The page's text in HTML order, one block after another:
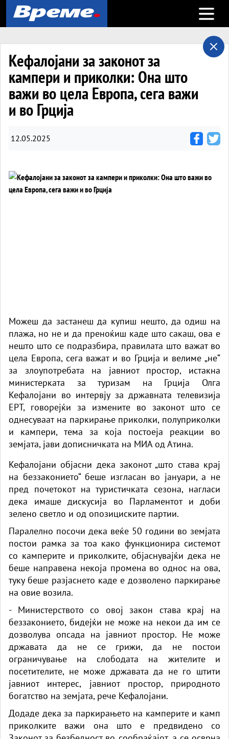
Open
Кефалојани за законот за
кампери и приколки: Она што
важи во цела Европа, сега важи
и во Грција
12.05.2025
Можеш да застанеш да купиш нешто, да одиш на
плажа, но не и да преноќиш каде што сакаш, ова е
нешто што се подразбира, правилата што важат во
цела Европа, сега важат и во Грција и велиме „не“
за злоупотребата на јавниот простор, истакна
министерката за туризам на Грција Олга
Кефалојани во интервју за државната телевизија
ЕРТ, говорејќи за измените во законот што се
однесуваат на паркирање приколки, полуприколки
и кампери, тема за која постоеја реакции во
земјата, јави дописничката на МИА од Атина.
Кефалојани објасни дека законот „што става крај
на беззаконието“ беше изгласан во јануари, а не
пред почетокот на туристичката сезона, нагласи
дека имаше дискусија во Парламентот и доби
зелено светло и од опозициските партии.
Паралелно посочи дека веќе 50 години во земјата
постои рамка за тоа како функционира системот
со камперите и приколките, објаснувајќи дека не
беше направена некоја промена во однос на ова,
туку беше разјаснето каде е дозволено паркирање
на овие возила.
- Министерството со овој закон става крај на
беззаконието, бидејќи не може на некои да им се
дозволува опсада на јавниот простор. Не може
државата да не се грижи, да не постои
ограничување на слободата на жителите и
посетителите, не може државата да не го штити
јавниот интерес, јавниот простор, природното
богатство на земјата, рече Кефалојани.
Додаде дека за паркирањето на камперите и камп
приколките важи она што е предвидено со